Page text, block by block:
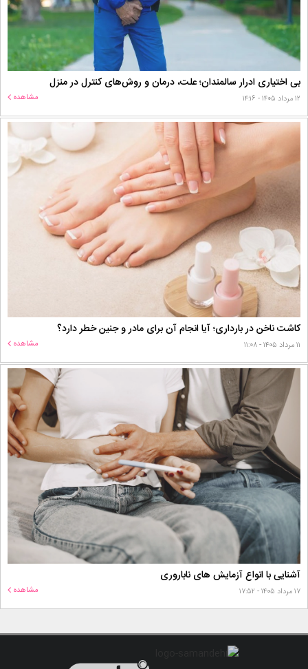
بی اختیاری ادرار سالمندان؛ علت، درمان و روش‌های کنترل در منزل
۱۲ مرداد ۱۴۰۵ - ۱۴:۱۶ مشاهده
کاشت ناخن در بارداری؛ آیا انجام آن برای مادر و جنین خطر دارد؟
۱۱ مرداد ۱۴۰۵ - ۱۱:۰۸ مشاهده
آشنایی با انواع آزمایش های ناباروری
۱۷ مرداد ۱۴۰۵ - ۱۷:۵۲ مشاهده